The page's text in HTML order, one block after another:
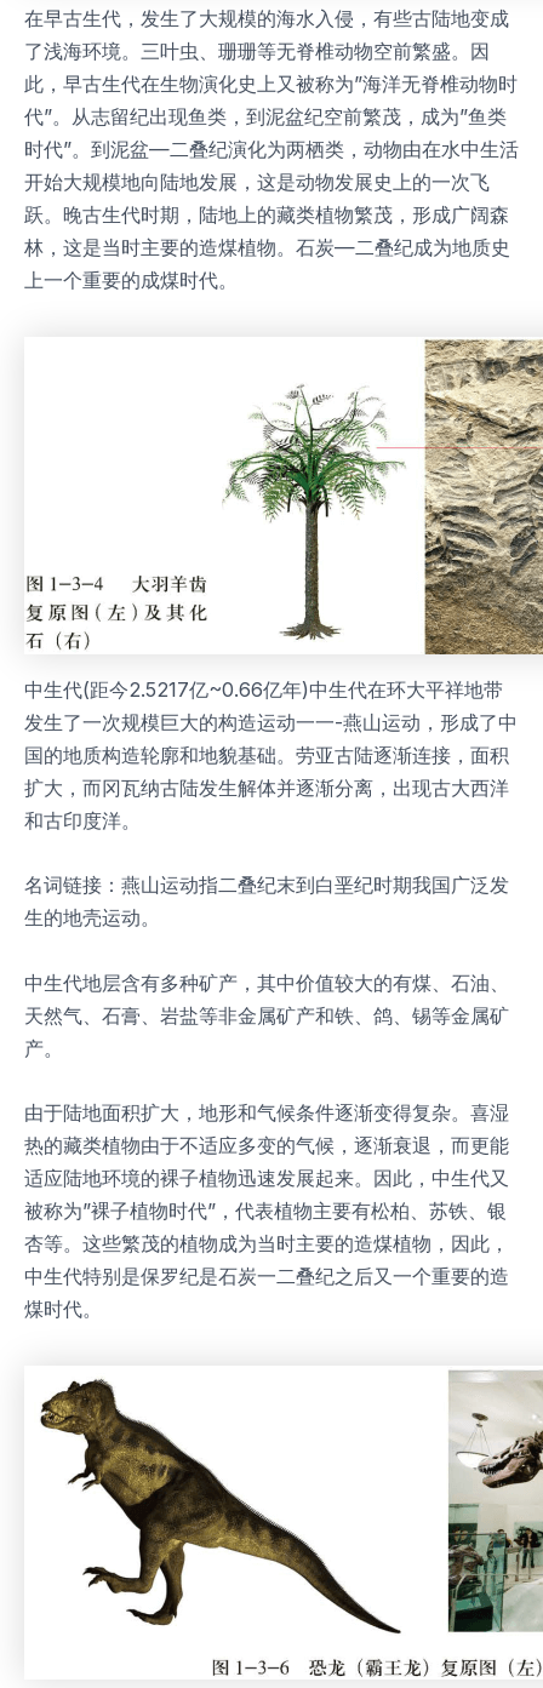
在早古生代，发生了大规模的海水入侵，有些古陆地变成
了浅海环境。三叶虫、珊珊等无脊椎动物空前繁盛。因
此，早古生代在生物演化史上又被称为”海洋无脊椎动物时
代”。从志留纪出现鱼类，到泥盆纪空前繁茂，成为”鱼类
时代”。到泥盆—二叠纪演化为两栖类，动物由在水中生活
开始大规模地向陆地发展，这是动物发展史上的一次飞
跃。晚古生代时期，陆地上的藏类植物繁茂，形成广阔森
林，这是当时主要的造煤植物。石炭—二叠纪成为地质史
上一个重要的成煤时代。
中生代(距今2.5217亿~0.66亿年)中生代在环大平祥地带
发生了一次规模巨大的构造运动一一-燕山运动，形成了中
国的地质构造轮廓和地貌基础。劳亚古陆逐渐连接，面积
扩大，而冈瓦纳古陆发生解体并逐渐分离，出现古大西洋
和古印度洋。
名词链接：燕山运动指二叠纪末到白垩纪时期我国广泛发
生的地壳运动。
中生代地层含有多种矿产，其中价值较大的有煤、石油、
天然气、石膏、岩盐等非金属矿产和铁、鸽、锡等金属矿
产。
由于陆地面积扩大，地形和气候条件逐渐变得复杂。喜湿
热的藏类植物由于不适应多变的气候，逐渐衰退，而更能
适应陆地环境的裸子植物迅速发展起来。因此，中生代又
被称为”裸子植物时代”，代表植物主要有松柏、苏铁、银
杏等。这些繁茂的植物成为当时主要的造煤植物，因此，
中生代特别是保罗纪是石炭一二叠纪之后又一个重要的造
煤时代。